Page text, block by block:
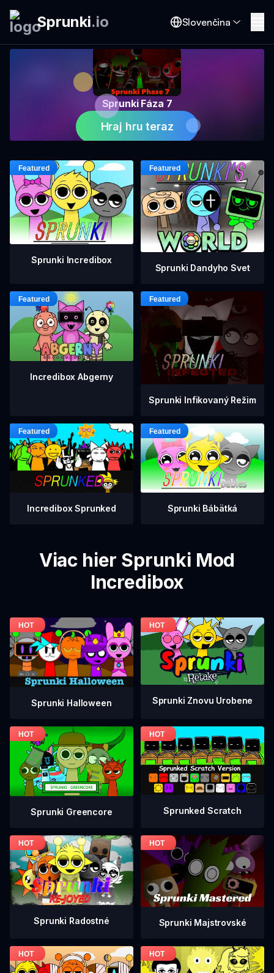
Sprunki.io Slovenčina
Sprunki Fáza 7
Hraj hru teraz
Sprunki Incredibox
Sprunki Dandyho Svet
Incredibox Abgerny
Sprunki Infikovaný Režim
Incredibox Sprunked Sprunki Bábätká
Viac hier Sprunki Mod
Incredibox
Sprunki Halloween Sprunki Znovu Urobene
Sprunki Greencore Sprunked Scratch
Sprunki Radostné Sprunki Majstrovské